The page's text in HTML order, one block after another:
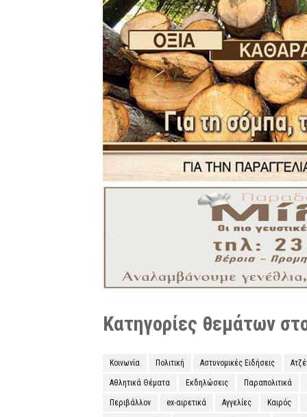
Κατηγορίες θεμάτων
Κοινωνία Πολιτική Αστυνομικές Ειδήσεις
Αθλητικά Θέματα Εκδηλώσεις Παραπολιτικά
Περιβάλλον ex-αιρετικά Αγγελίες Καιρός